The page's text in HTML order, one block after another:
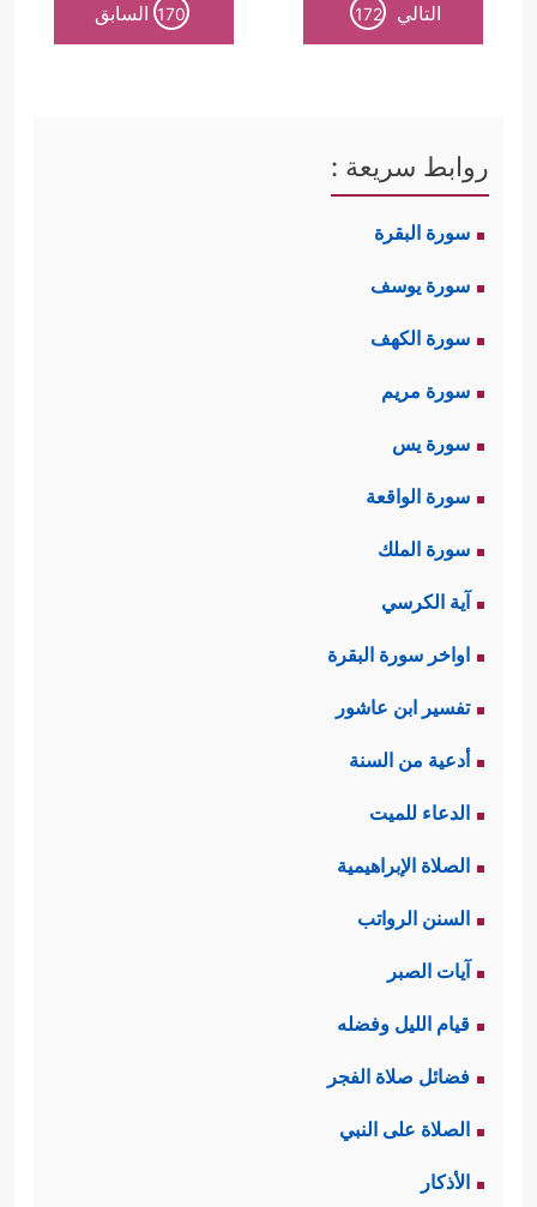
التالي 172
170 السابق
روابط سريعة :
سورة البقرة
سورة يوسف
سورة الكهف
سورة مريم
سورة يس
سورة الواقعة
سورة الملك
آية الكرسي
اواخر سورة البقرة
تفسير ابن عاشور
أدعية من السنة
الدعاء للميت
الصلاة الإبراهيمية
السنن الرواتب
آيات الصبر
قيام الليل وفضله
فضائل صلاة الفجر
الصلاة على النبي
الأذكار